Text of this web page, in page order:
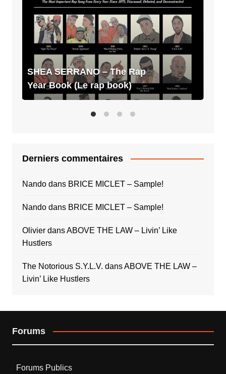
The
Rap
Book
book)
SHEA SERRANO – The Rap
Year Book (Le rap book)
Derniers commentaires
Nandodans BRICE MICLET – Sample!
Nandodans BRICE MICLET – Sample!
OlivierdansABOVE THE LAW – Livin’ Like
Hustlers
The Notorious S.Y.L.V. dansABOVE THE LAW –
Livin’ Like Hustlers
Forums
Forums Publics